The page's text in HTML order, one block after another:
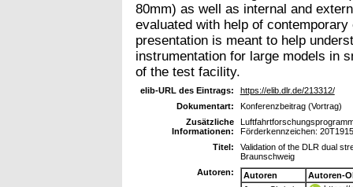
80mm) as well as internal and
evaluated with help of
presentation is meant to help
instrumentation for large models in
of the test facility.
elib-URL des Eintrags:
https://elib.dlr.de/213312/
Dokumentart:
Konferenzbeitrag (Vortrag)
Zusätzliche
Informationen:
Förderkennzeichen:
Titel:
Validation of the DLR dual
Braunschweig
Autoren:
Autoren
Autoren-